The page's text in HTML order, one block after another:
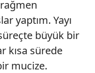
yaptım. Yayı
büyük bir
kısa sürede
mucize.